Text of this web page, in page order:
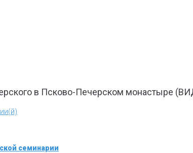
в Псково-Печерском монастыре
семинарии